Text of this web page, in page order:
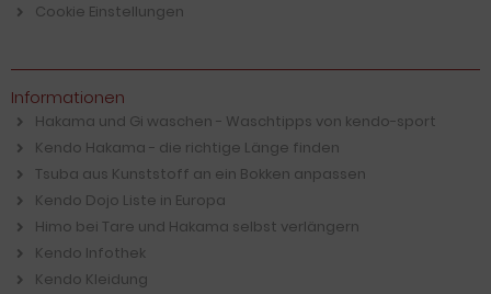
Cookie Einstellungen
Informationen
Hakama und Gi waschen - Waschtipps von kendo-sport
Kendo Hakama - die richtige Länge finden
Tsuba aus Kunststoff an ein Bokken anpassen
Kendo Dojo Liste in Europa
Himo bei Tare und Hakama selbst verlängern
Kendo Infothek
Kendo Kleidung